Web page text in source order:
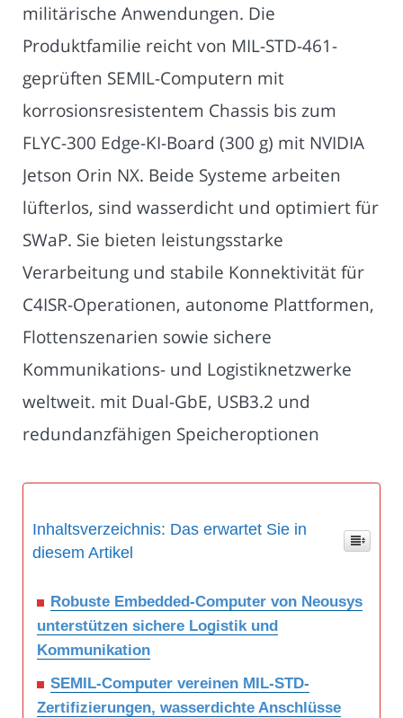
militärische Anwendungen. Die
Produktfamilie reicht von MIL-STD-461-
geprüften SEMIL-Computern mit
korrosionsresistentem Chassis bis zum
FLYC-300 Edge-KI-Board (300 g) mit NVIDIA
Jetson Orin NX. Beide Systeme arbeiten
lüfterlos, sind wasserdicht und optimiert für
SWaP. Sie bieten leistungsstarke
Verarbeitung und stabile Konnektivität für
C4ISR-Operationen, autonome Plattformen,
Flottenszenarien sowie sichere
Kommunikations- und Logistiknetzwerke
weltweit. mit Dual-GbE, USB3.2 und
redundanzfähigen Speicheroptionen
Inhaltsverzeichnis: Das erwartet Sie in
diesem Artikel
Robuste Embedded-Computer von Neousys
unterstützen sichere Logistik und
Kommunikation
SEMIL-Computer vereinen MIL-STD-
Zertifizierungen, wasserdichte Anschlüsse